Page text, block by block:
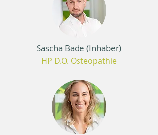
Sascha Bade (Inhaber)
HP D.O. Osteopathie